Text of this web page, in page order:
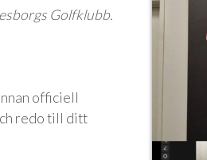
Golfklubb.
officiell
redo till ditt